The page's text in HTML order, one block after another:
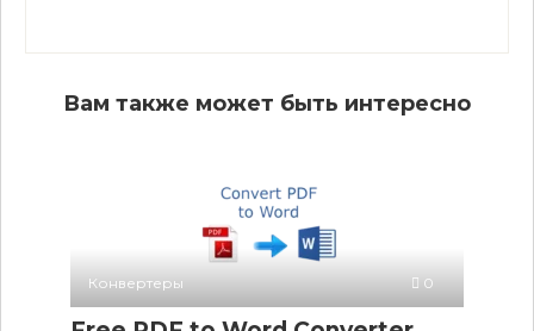
Вам также может быть интересно
Конвертеры 0